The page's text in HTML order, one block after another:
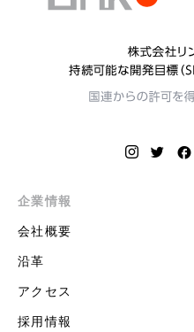
企業情報
会社概要
沿革
アクセス
採用情報